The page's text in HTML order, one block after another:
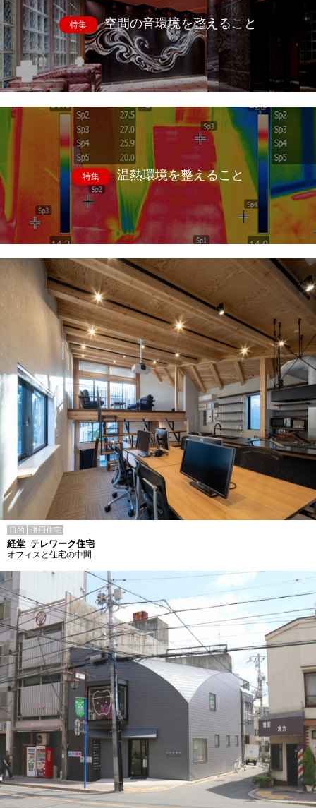
特集 空間の音環境を整えること
特集 温熱環境を整えること
目的 併用住宅
経堂_テレワーク住宅
オフィスと住宅の中間